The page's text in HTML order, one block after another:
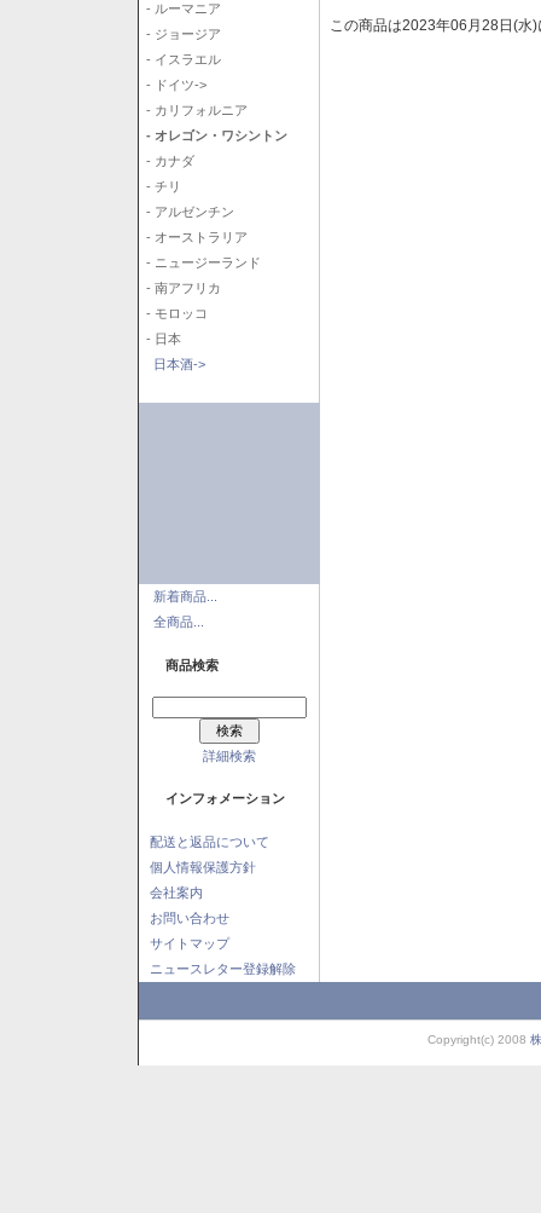
- ルーマニア
- ジョージア
- イスラエル
- ドイツ->
- カリフォルニア
- オレゴン・ワシントン
- カナダ
- チリ
- アルゼンチン
- オーストラリア
- ニュージーランド
- 南アフリカ
- モロッコ
- 日本
日本酒->
新着商品...
全商品...
商品検索
詳細検索
インフォメーション
配送と返品について
個人情報保護方針
会社案内
お問い合わせ
サイトマップ
ニュースレター登録解除
この商品は2023年06月28日(水
Copyright(c) 2008